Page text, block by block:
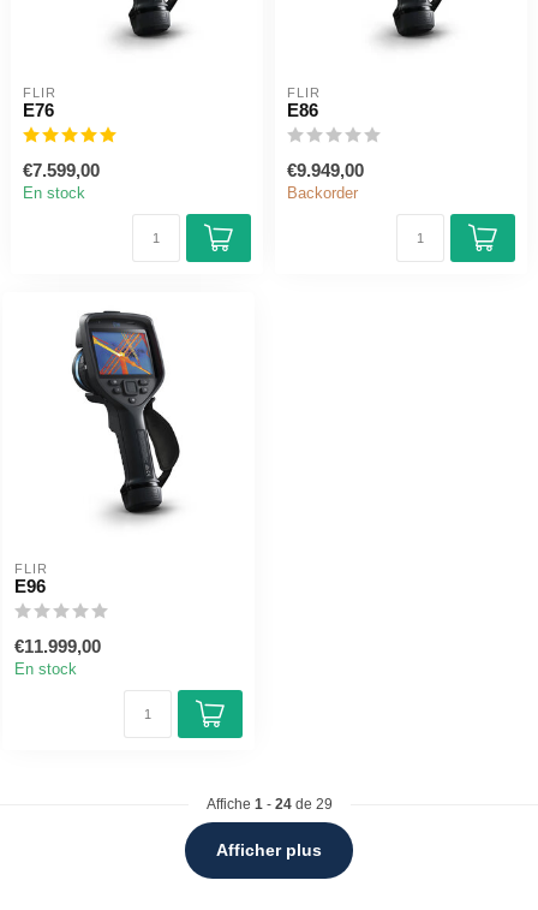
FLIR
E76
€7.599,00
En stock
FLIR
E86
€9.949,00
Backorder
FLIR
E96
€11.999,00
En stock
Affiche 1 - 24de 29
Afficher plus